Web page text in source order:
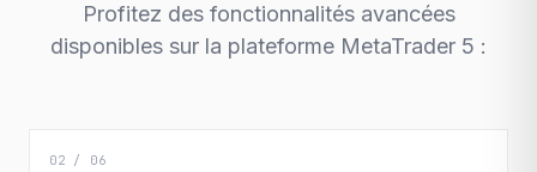
Profitez des fonctionnalités avancées
disponibles sur la plateforme MetaTrader 5 :
02 / 06